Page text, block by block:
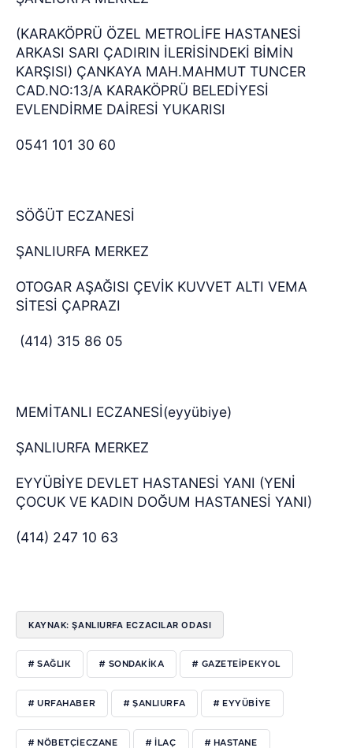
(KARAKÖPRÜ ÖZEL METROLİFE HASTANESİ
ARKASI SARI ÇADIRIN İLERİSİNDEKİ BİMİN
KARŞISI) ÇANKAYA MAH.MAHMUT TUNCER
CAD.NO:13/A KARAKÖPRÜ BELEDİYESİ
EVLENDİRME DAİRESİ YUKARISI
0541 101 30 60
SÖĞÜT ECZANESİ
ŞANLIURFA MERKEZ
OTOGAR AŞAĞISI ÇEVİK KUVVET ALTI VEMA
SİTESİ ÇAPRAZI
(414) 315 86 05
MEMİTANLI ECZANESİ(eyyübiye)
ŞANLIURFA MERKEZ
EYYÜBİYE DEVLET HASTANESİ YANI (YENİ
ÇOCUK VE KADIN DOĞUM HASTANESİ YANI)
(414) 247 10 63
KAYNAK: ŞANLIURFA ECZACILAR ODASI
# SAĞLIK # SONDAKIKA # GAZETEIPEKYOL
# URFAHABER # ŞANLIURFA # EYYÜBIYE
# NÖBETÇIECZANE # ILAÇ # HASTANE